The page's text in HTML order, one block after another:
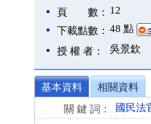
頁 數： 12
下載點數： 48 點
授 權 者： 吳景欽
基本資料
相關資料
關 鍵 詞：
國民法